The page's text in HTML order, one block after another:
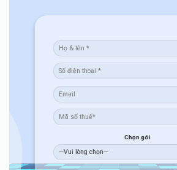
Chọn gói